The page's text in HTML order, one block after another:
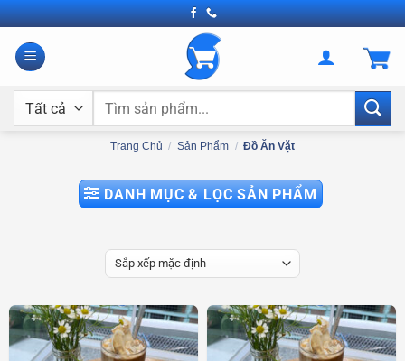
Bỏ
qua
nội
Tìm
Trang Chủ / Sản Phẩm / Đồ Ăn Vặt
DANH MỤC & LỌC SẢN PHẨM